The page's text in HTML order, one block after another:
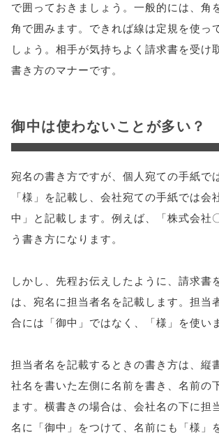
で囲っておきましょう。一般的には、角
角で囲みます。できれば線は定規を使っ
しょう。相手が気持ちよく請求書を受け
書き方のマナーです。
御中は使わないことが多い？
宛名の書き方ですが、個人宛ての手紙で
「様」を記載し、会社宛ての手紙では会
中」と記載します。例えば、「株式会
う書き方になります。
しかし、先程お伝えしたように、請求書
は、宛名に担当者名を記載します。担当
合には「御中」ではなく、「様」を使い
担当者名を記載するときの書き方は、縦
社名を書いた左側に名前を書き、名前の
ます。横書きの場合は、会社名の下に担
名に「御中」をつけて、名前にも「様」